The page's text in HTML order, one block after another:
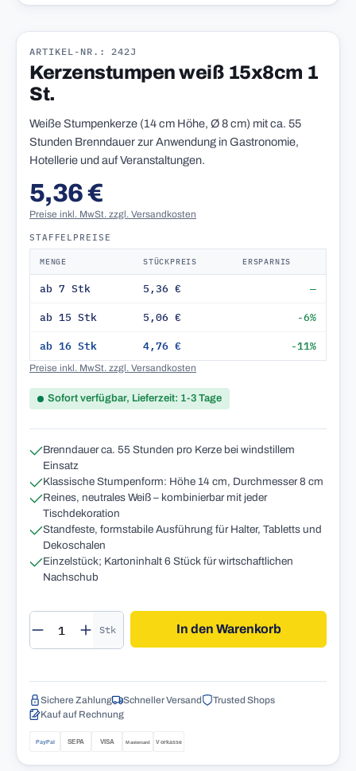
ARTIKEL-NR.: 242J
Kerzenstumpen weiß 15x8cm 1
St.
Weiße Stumpenkerze (14 cm Höhe, Ø 8 cm) mit ca. 55
Stunden Brenndauer zur Anwendung in Gastronomie,
Hotellerie und auf Veranstaltungen.
5,36 €
Preise inkl. MwSt. zzgl. Versandkosten
STAFFELPREISE
MENGE STÜCKPREIS ERSPARNIS
ab 7 Stk 5,36 € —
ab 15 Stk 5,06 € -6%
ab 16 Stk 4,76 € -11%
Preise inkl. MwSt. zzgl. Versandkosten
Sofort verfügbar, Lieferzeit: 1-3 Tage
Brenndauer ca. 55 Stunden pro Kerze bei windstillem
Einsatz
Klassische Stumpenform: Höhe 14 cm, Durchmesser 8 cm
Reines, neutrales Weiß – kombinierbar mit jeder
Tischdekoration
Standfeste, formstabile Ausführung für Halter, Tabletts und
Dekoschalen
Einzelstück; Kartoninhalt 6 Stück für wirtschaftlichen
Nachschub
Produkt Anzahl: Gib den gewünschten
Stk In den Warenkorb
Sichere Zahlung Schneller Versand
Trusted Shops
Kauf auf Rechnung